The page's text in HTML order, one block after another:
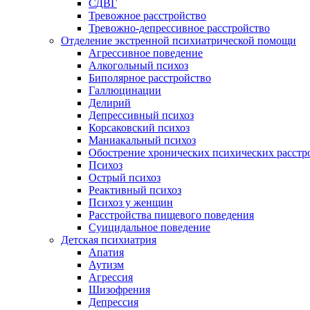
СДВГ
Тревожное расстройство
Тревожно-депрессивное расстройство
Отделение экстренной психиатрической помощи
Агрессивное поведение
Алкогольный психоз
Биполярное расстройство
Галлюцинации
Делирий
Депрессивный психоз
Корсаковский психоз
Маниакальный психоз
Обострение хронических психических
Психоз
Острый психоз
Реактивный психоз
Психоз у женщин
Расстройства пищевого поведения
Суицидальное поведение
Детская психиатрия
Апатия
Аутизм
Агрессия
Шизофрения
Депрессия